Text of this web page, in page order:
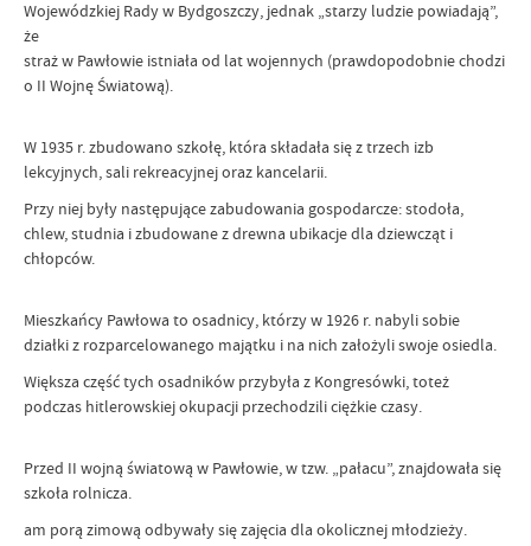
Wojewódzkiej Rady w Bydgoszczy, jednak „starzy ludzie powiadają”,
że
straż w Pawłowie istniała od lat wojennych (prawdopodobnie chodzi
o II Wojnę Światową).
W 1935 r. zbudowano szkołę, która składała się z trzech izb
lekcyjnych, sali rekreacyjnej oraz kancelarii.
Przy niej były następujące zabudowania gospodarcze: stodoła,
chlew, studnia i zbudowane z drewna ubikacje dla dziewcząt i
chłopców.
Mieszkańcy Pawłowa to osadnicy, którzy w 1926 r. nabyli sobie
działki z rozparcelowanego majątku i na nich założyli swoje osiedla.
Większa część tych osadników przybyła z Kongresówki, toteż
podczas hitlerowskiej okupacji przechodzili ciężkie czasy.
Przed II wojną światową w Pawłowie, w tzw. „pałacu”, znajdowała się
szkoła rolnicza.
am porą zimową odbywały się zajęcia dla okolicznej młodzieży.